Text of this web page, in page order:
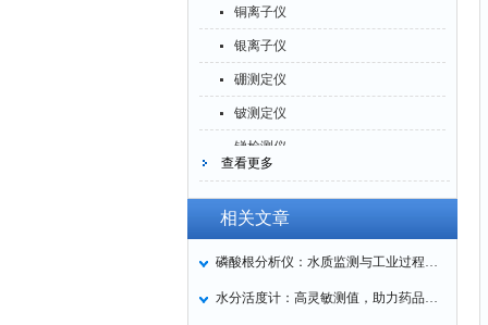
铜离子仪
银离子仪
硼测定仪
铍测定仪
锑检测仪
糖精检测仪
乙醇检测仪
查看更多
相关文章
磷酸根分析仪：水质监测与工业过程分析精准解决方案
水分活度计：高灵敏测值，助力药品稳定性精准把控